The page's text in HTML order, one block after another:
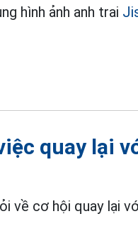
hình ảnh anh trai
quay lại
về cơ hội quay lại